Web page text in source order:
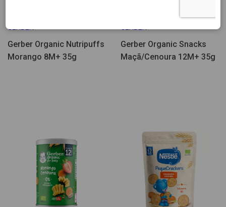
GERBER
Gerber Organic Nutripuffs
Morango 8M+ 35g
Gerber Organic Snacks
Maçã/Cenoura 12M+ 35g